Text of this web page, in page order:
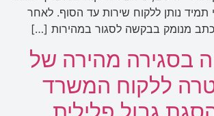
תמיד נותן ללקוח שירות עד הסוף. לאחר
מנומק בבקשה לסגור במהירות […]
בסגירה מהירה של
ללקוח המשרד